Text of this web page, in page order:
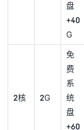
盘
+40
G
2核 2G
免
费
系
统
盘
+60